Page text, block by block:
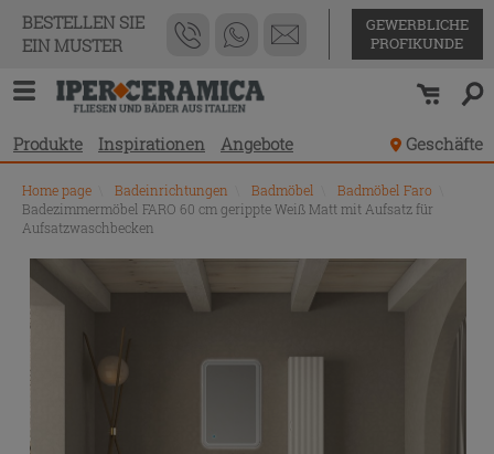
BESTELLEN SIE
EIN MUSTER
GEWERBLICHE
PROFIKUNDE
Produkte Inspirationen Angebote Geschäfte
Home page Badeinrichtungen Badmöbel Badmöbel Faro
Badezimmermöbel FARO 60 cm gerippte Weiß Matt mit Aufsatz für
Aufsatzwaschbecken